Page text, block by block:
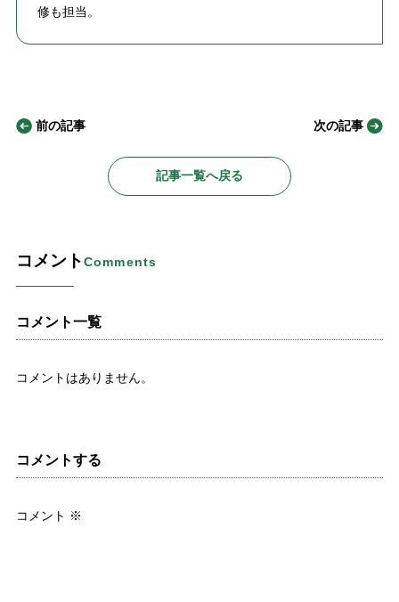
修も担当。
前の記事
記事一覧へ戻る
次の記事
コメントComments
コメント一覧
コメントはありません。
コメントする
コメント ※